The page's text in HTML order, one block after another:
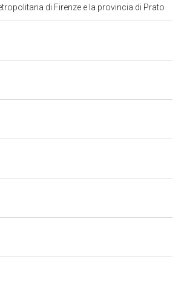
di Firenze e la provincia di Prato